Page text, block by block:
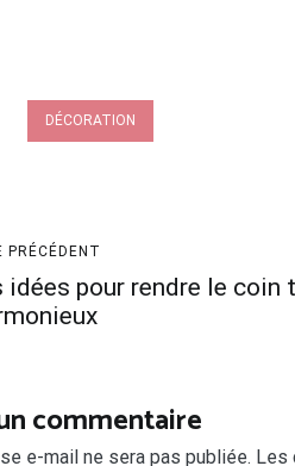
DÉCORATION
PRÉCÉDENT
idées pour rendre le coin
commentaire
e-mail ne sera pas publiée. Les